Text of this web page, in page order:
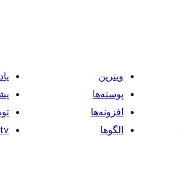
ویترین
پوسته‌ها
افزونه‌ها
الگوها